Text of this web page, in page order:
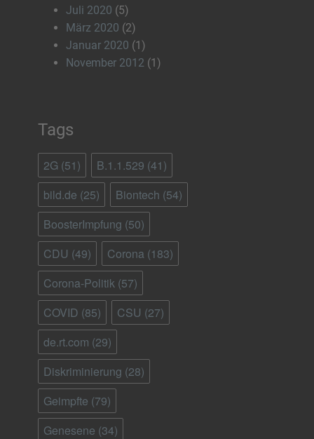
Juli 2020 (5)
März 2020 (2)
Januar 2020 (1)
November 2012 (1)
Tags
2G (51) B.1.1.529 (41)
bild.de (25) Biontech (54)
BoosterImpfung (50)
CDU (49) Corona (183)
Corona-Politik (57)
COVID (85) CSU (27)
de.rt.com (29)
Diskriminierung (28)
Geimpfte (79)
Genesene (34)